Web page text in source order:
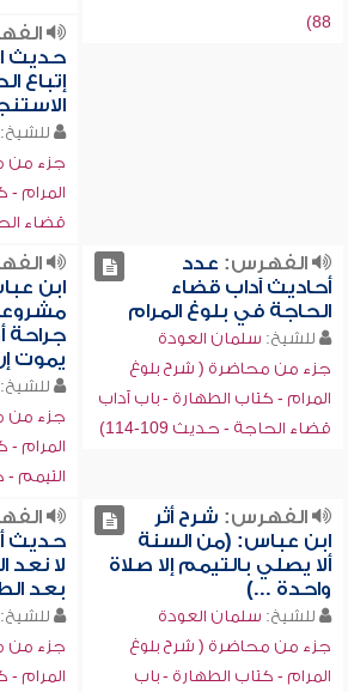
88)
حديث
إتباع
للشيخ:
جزء من
المرام -
قضاء
الفهرس: عدد
أحاديث آداب قضاء
الحاجة في بلوغ المرام
للشيخ: سلمان العودة
جزء من محاضرة ( شرح بلوغ
المرام - كتاب الطهارة - باب آداب
قضاء الحاجة - حديث 109-114)
ابن
جراحة
يموت
للشيخ:
جزء من
المرام -
التيمم -
الفهرس: شرح أثر
ابن عباس: (من السنة
ألا يصلي بالتيمم إلا صلاة
واحدة ...)
للشيخ: سلمان العودة
جزء من محاضرة ( شرح بلوغ
المرام - كتاب الطهارة - باب
حديث
لا نعد
بعد
للشيخ:
جزء من
المرام -